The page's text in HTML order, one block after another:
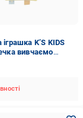
K’S KIDS
вивчаємо